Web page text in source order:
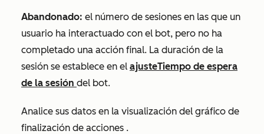
Abandonado: el número de sesiones en las que un
usuario ha interactuado con el bot, pero no ha
completado una acción final. La duración de la
sesión se establece en el ajusteTiempo de espera
de la sesión del bot.
Analice sus datos en la visualización del gráfico de
finalización de acciones .